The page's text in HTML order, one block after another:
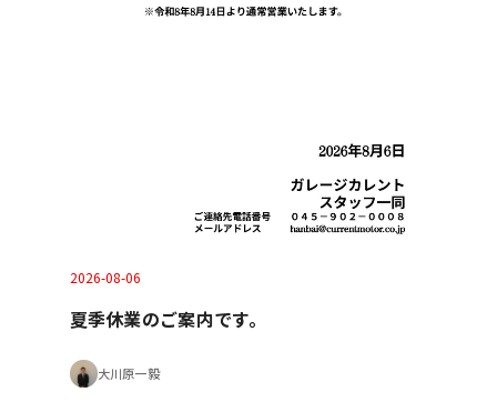
2026-08-06
夏季休業のご案内です。
大川原一毅